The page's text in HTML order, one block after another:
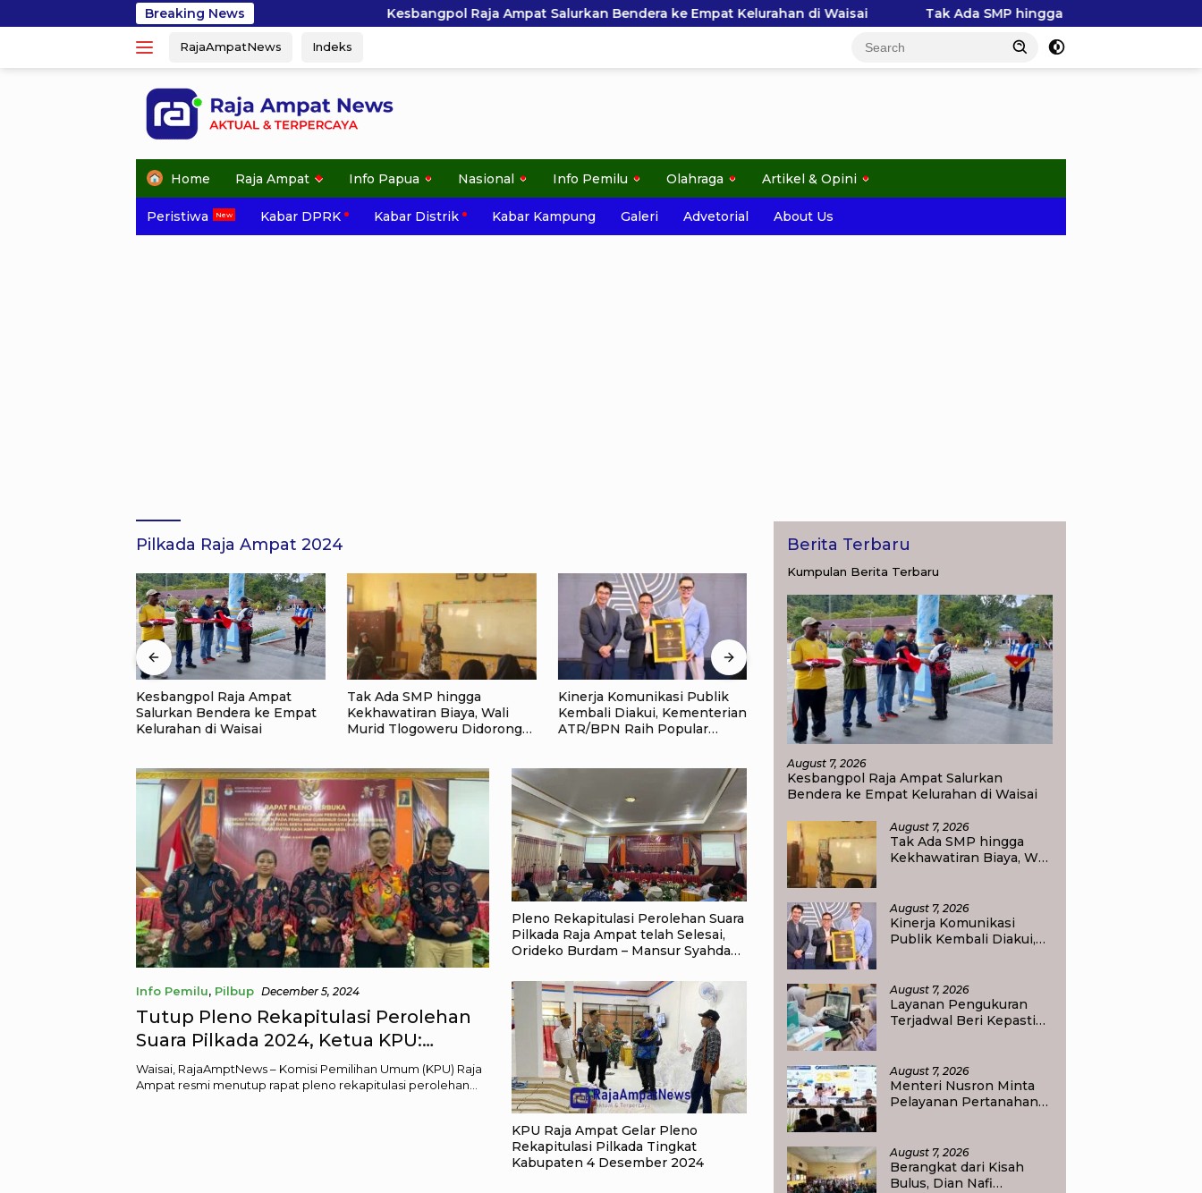
to
Breaking NewsKesbangpol Raja Ampat Salurkan Bendera ke Empat Kelurahan di Waisai Tak Ada SMP hingga Kekhawatiran Biaya, Wali Murid
RajaAmpatNews Indeks
Home Raja Ampat Info Papua Nasional Info Pemilu Olahraga Artikel & Opini
Peristiwa Kabar DPRK Kabar Distrik Kabar Kampung Galeri Advetorial About Us
Pilkada Raja Ampat 2024
Tak Ada SMP hingga
Kekhawatiran Biaya, Wali
Murid Tlogoweru Didorong
Kinerja Komunikasi Publik
Kembali Diakui, Kementerian
ATR/BPN Raih Popular
Layanan Pengukuran
Terjadwal Beri Kepastian
Jadwal, Warga Kini Tak Lagi
Menteri Nusron Minta
Pelayanan Pertanahan
Gunakan Sudut Pandang
Masyarakat
Berangkat dari Kisah Bulus,
Dian Nafi Kobarkan
Semangat Siswa SDN 2
Tlogoweru untuk
Info Pemilu, Pilbup December 5, 2024
Tutup Pleno Rekapitulasi Perolehan
Suara Pilkada 2024, Ketua KPU:
Terima Kasih Untuk Seluruh
Masyarakat Raja Ampat
Waisai, RajaAmptNews – Komisi Pemilihan Umum (KPU) Raja
Ampat resmi menutup rapat pleno rekapitulasi perolehan…
Pleno Rekapitulasi Perolehan Suara
Pilkada Raja Ampat telah Selesai,
Orideko Burdam – Mansur Syahdan
KPU Raja Ampat Gelar Pleno
Rekapitulasi Pilkada Tingkat
Kabupaten 4 Desember 2024
Berita Terbaru
Kumpulan Berita Terbaru
August 7, 2026
Kesbangpol Raja Ampat Salurkan
Bendera ke Empat Kelurahan di Waisai
August 7, 2026
Tak Ada SMP hingga
Kekhawatiran Biaya, Wali
pada Pendidikan Anak
August 7, 2026
Kinerja Komunikasi
Publik Kembali Diakui,
Government Institutions
Award 2026
August 7, 2026
Layanan Pengukuran
Terjadwal Beri Kepastian
Ukur Tanah
August 7, 2026
Menteri Nusron Minta
Pelayanan Pertanahan
August 7, 2026
Berangkat dari Kisah
Bulus, Dian Nafi